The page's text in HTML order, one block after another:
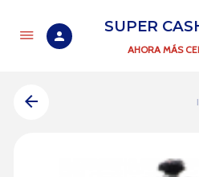
SUPER
AHORA MÁS